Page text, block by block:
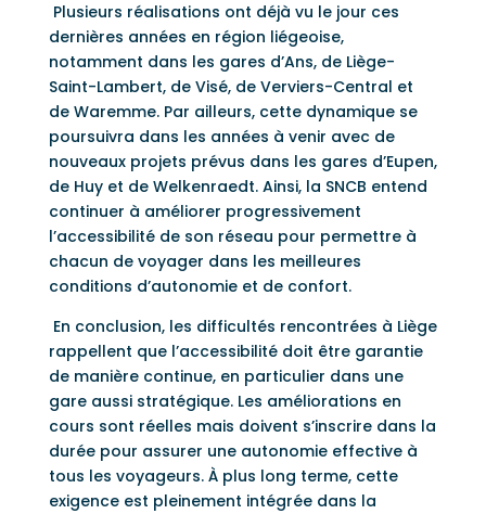
Plusieurs réalisations ont déjà vu le jour ces
dernières années en région liégeoise,
notamment dans les gares d’Ans, de Liège-
Saint-Lambert, de Visé, de Verviers-Central et
de Waremme. Par ailleurs, cette dynamique se
poursuivra dans les années à venir avec de
nouveaux projets prévus dans les gares d’Eupen,
de Huy et de Welkenraedt. Ainsi, la SNCB entend
continuer à améliorer progressivement
l’accessibilité de son réseau pour permettre à
chacun de voyager dans les meilleures
conditions d’autonomie et de confort.
En conclusion, les difficultés rencontrées à Liège
rappellent que l’accessibilité doit être garantie
de manière continue, en particulier dans une
gare aussi stratégique. Les améliorations en
cours sont réelles mais doivent s’inscrire dans la
durée pour assurer une autonomie effective à
tous les voyageurs. À plus long terme, cette
exigence est pleinement intégrée dans la